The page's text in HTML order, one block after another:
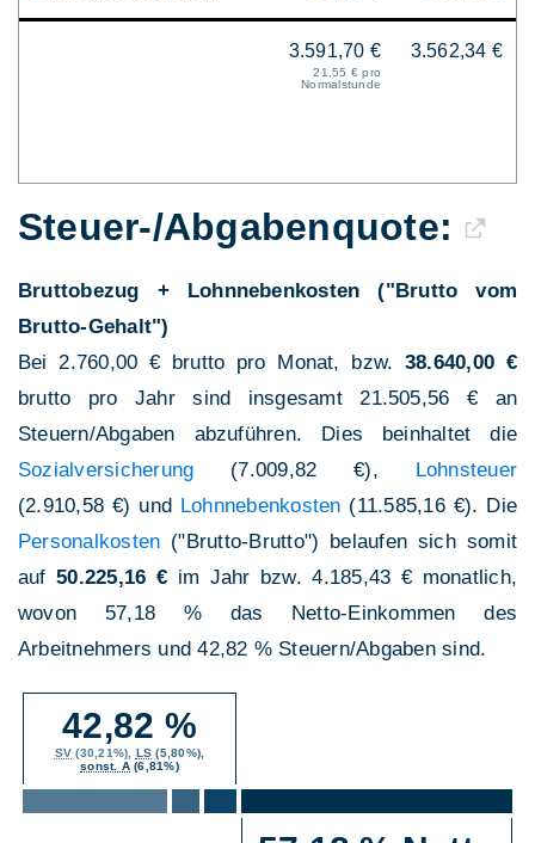
3.591,70 €
21,55 € pro
Normalstunde
3.562,34 €
Steuer-/Abgaben­quote:
Bruttobezug + Lohnnebenkosten ("Brutto vom
Brutto-Gehalt")
Bei 2.760,00 € brutto pro Monat, bzw. 38.640,00 €
brutto pro Jahr sind insgesamt 21.505,56 € an
Steuern/Abgaben abzuführen. Dies beinhaltet die
Sozialversicherung (7.009,82 €),
Lohnsteuer
(2.910,58 €) und
Lohnnebenkosten (11.585,16 €). Die
Personalkosten ("Brutto-Brutto") belaufen sich somit
auf50.225,16 € im Jahr bzw. 4.185,43 € monatlich,
wovon 57,18 % das Netto-Einkommen des
Arbeitnehmers und 42,82 % Steuern/Abgaben sind.
42,82 %
SV (30,21%), LS (5,80%),
sonst. A (6,81%)